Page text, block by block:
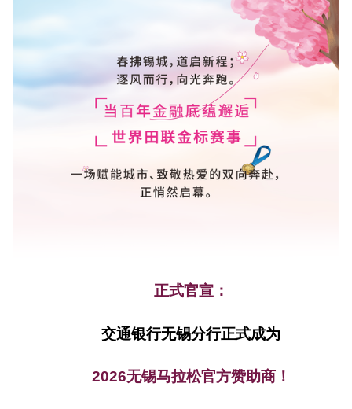
正式官宣：
交通银行无锡分行正式成为
2026无锡马拉松官方赞助商！